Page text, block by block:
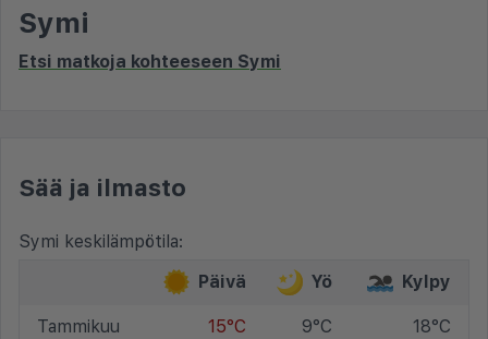
Symi
Etsi matkoja kohteeseen Symi
Sää ja ilmasto
Symi keskilämpötila:
Päivä
Yö Kylpy
Tammikuu 15°C 9°C 18°C